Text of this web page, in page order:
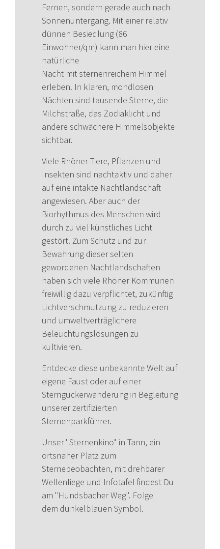
Fernen, sondern gerade auch nach
Sonnenuntergang. Mit einer relativ
dünnen Besiedlung (86
Einwohner/qm) kann man hier eine
natürliche
Nacht mit sternenreichem Himmel
erleben. In klaren, mondlosen
Nächten sind tausende Sterne, die
Milchstraße, das Zodiaklicht und
andere schwächere Himmelsobjekte
sichtbar.
Viele Rhöner Tiere, Pflanzen und
Insekten sind nachtaktiv und daher
auf eine intakte Nachtlandschaft
angewiesen. Aber auch der
Biorhythmus des Menschen wird
durch zu viel künstliches Licht
gestört. Zum Schutz und zur
Bewahrung dieser selten
gewordenen Nachtlandschaften
haben sich viele Rhöner Kommunen
freiwillig dazu verpflichtet, zukünftig
Lichtverschmutzung zu reduzieren
und umweltverträglichere
Beleuchtungslösungen zu
kultivieren.
Entdecke diese unbekannte Welt auf
eigene Faust oder auf einer
Sternguckerwanderung in Begleitung
unserer zertifizierten
Sternenparkführer.
Unser "Sternenkino" in Tann, ein
ortsnaher Platz zum
Sternebeobachten, mit drehbarer
Wellenliege und Infotafel findest Du
am "Hundsbacher Weg". Folge
dem dunkelblauen Symbol.